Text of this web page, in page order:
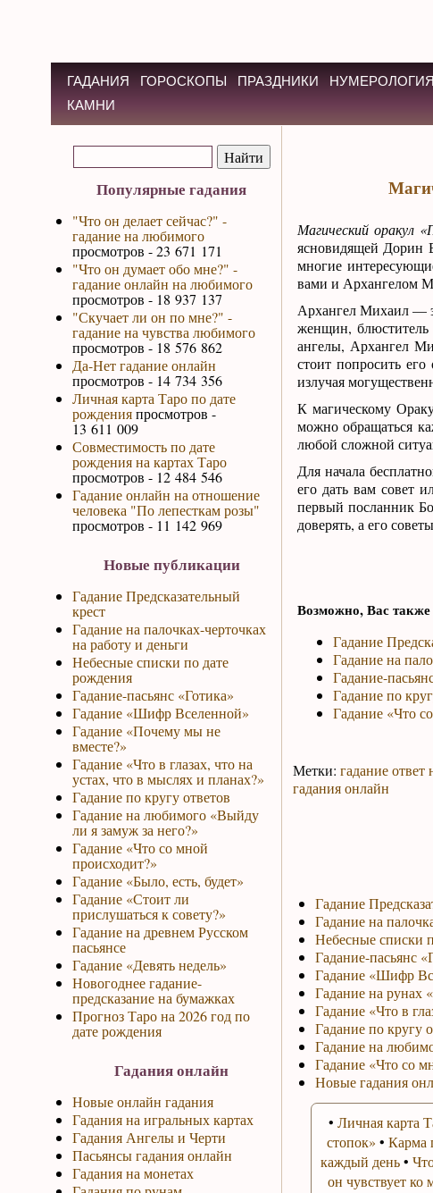
ГАДАНИЯ ГОРОСКОПЫ ПРАЗДНИКИ НУМЕРОЛОГИЯ
КАМНИ
Популярные гадания
"Что он делает сейчас?" -
гадание на любимого
просмотров - 23 671 171
"Что он думает обо мне?" -
гадание онлайн на любимого
просмотров - 18 937 137
"Скучает ли он по мне?" -
гадание на чувства любимого
просмотров - 18 576 862
Да-Нет гадание онлайн
просмотров - 14 734 356
Личная карта Таро по дате
рожденияпросмотров -
13 611 009
Совместимость по дате
рождения на картах Таро
просмотров - 12 484 546
Гадание онлайн на отношение
человека "По лепесткам розы"
просмотров - 11 142 969
Новые публикации
Гадание Предсказательный
крест
Гадание на палочках-черточках
на работу и деньги
Небесные списки по дате
рождения
Гадание-пасьянс «Готика»
Гадание «Шифр Вселенной»
Гадание «Почему мы не
вместе?»
Гадание «Что в глазах, что на
устах, что в мыслях и планах?»
Гадание по кругу ответов
Гадание на любимого «Выйду
ли я замуж за него?»
Гадание «Что со мной
происходит?»
Гадание «Было, есть, будет»
Гадание «Стоит ли
прислушаться к совету?»
Гадание на древнем Русском
пасьянсе
Гадание «Девять недель»
Новогоднее гадание-
предсказание на бумажках
Прогноз Таро на 2026 год по
дате рождения
Гадания онлайн
Новые онлайн гадания
Гадания на игральных картах
Гадания Ангелы и Черти
Пасьянсы гадания онлайн
Гадания на монетах
Магический оракул
ясновидящей Дорин
многие
вами и Архангелом
Архангел Михаил —
женщин,
ангелы, Архангел
стоит попросить
излучая
К магическому
можно обращаться
любой сложной
Для начала
его дать вам совет
первый посланник
доверять, а его
Возможно, Вас также
Гадание
Гадание на
Гадание-
Гадание по
Гадание «Что
Метки: гадание ответ
гадания онлайн
Гадание
Гадание на
Небесные списки
Гадание-пасьянс
Гадание «Шифр
Гадание на рунах
Гадание «Что в
Гадание по кругу
Гадание на
Гадание «Что со
Новые гадания
• Личная карта
стопок» • Карма
каждый день•
он чувствует ко